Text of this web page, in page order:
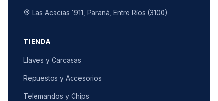
Las Acacias 1911, Paraná, Entre Ríos (3100)
TIENDA
Llaves y Carcasas
Repuestos y Accesorios
Telemandos y Chips